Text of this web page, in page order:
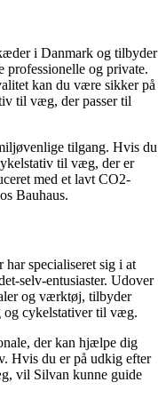
i Danmark og tilbyder
professionelle og private.
kan du være sikker på
til væg, der passer til
tilgang. Hvis du
til væg, der er
med et lavt CO2-
Bauhaus.
specialiseret sig i at
selv-entusiaster. Udover
og værktøj, tilbyder
cykelstativer til væg.
der kan hjælpe dig
Hvis du er på udkig efter
vil Silvan kunne guide